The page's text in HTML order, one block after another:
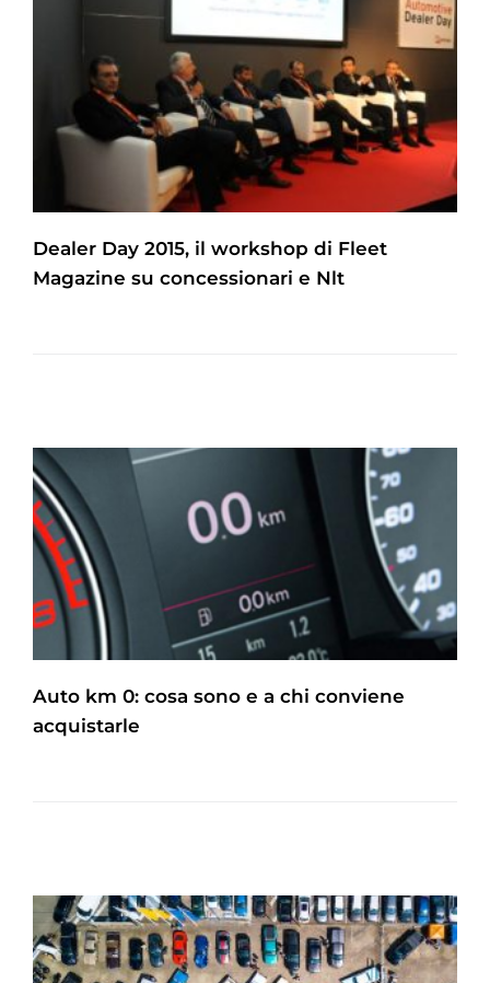
Dealer Day 2015, il workshop di Fleet
Magazine su concessionari e Nlt
Auto km 0: cosa sono e a chi conviene
acquistarle